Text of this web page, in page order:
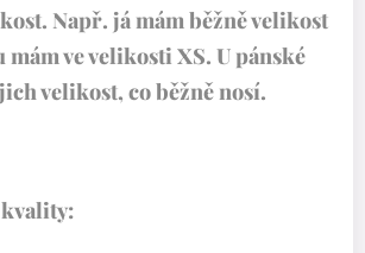
Např. já mám běžně velikost
ve velikosti XS. U pánské
velikost, co běžně nosí.